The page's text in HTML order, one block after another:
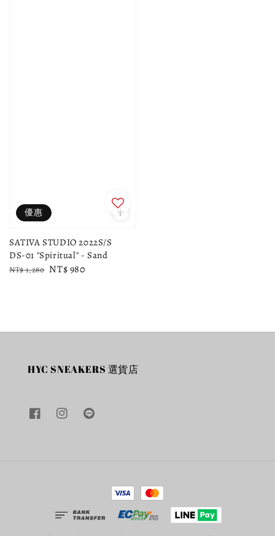
優惠
SATIVA STUDIO 2022S/S
DS-01 "Spiritual" - Sand
Regular
NT$ 1,280 Sale
NT$ 980
HYC SNEAKERS 選貨店